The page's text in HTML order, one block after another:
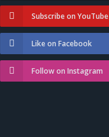
Subscribe on YouTube
Like on Facebook
Follow on Instagram